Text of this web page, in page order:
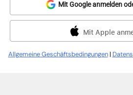
Mit Google anmelden
Mit Apple
Allgemeine Geschäftsbedingungen|